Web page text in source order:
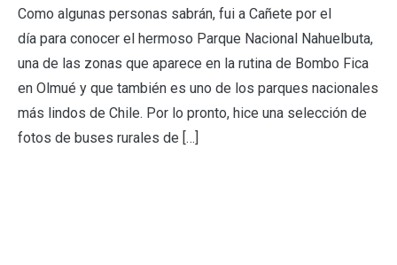
Como algunas personas sabrán, fui a Cañete por el
día para conocer el hermoso Parque Nacional Nahuelbuta,
una de las zonas que aparece en la rutina de Bombo Fica
en Olmué y que también es uno de los parques nacionales
más lindos de Chile. Por lo pronto, hice una selección de
fotos de buses rurales de […]